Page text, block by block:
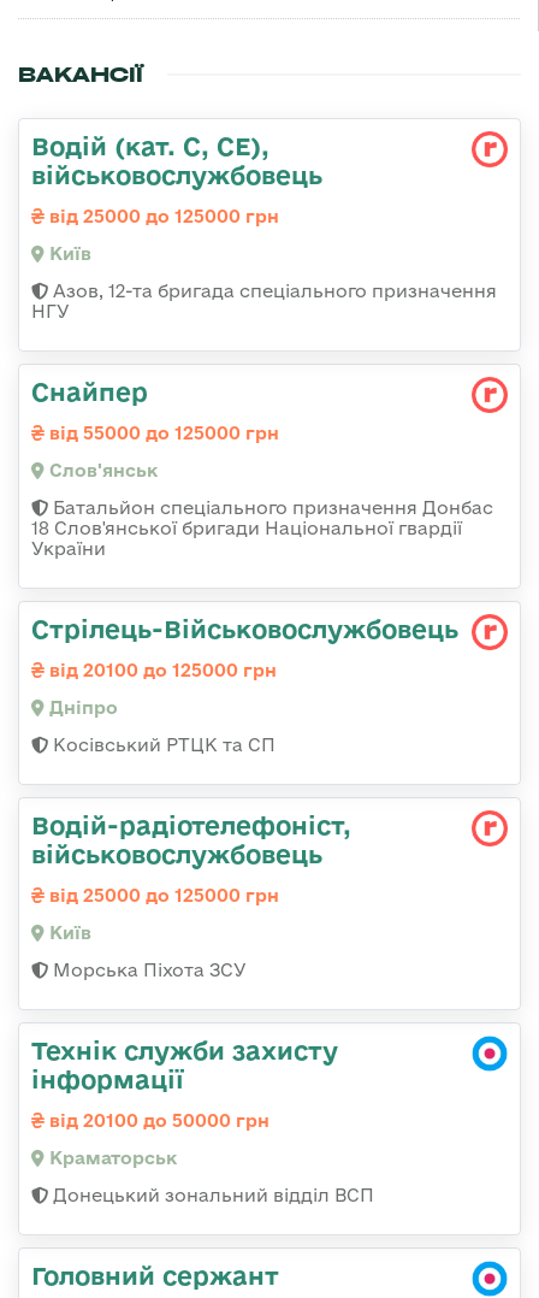
ВАКАНСІЇ
Водій (кат. С, СЕ),
військовослужбовець
від 25000 до 125000 грн
Київ
Азов, 12-та бригада спеціального призначення
НГУ
Снайпер
від 55000 до 125000 грн
Слов'янськ
Батальйон спеціального призначення Донбас
18 Слов'янської бригади Національної гвардії
України
Стрілець-Військовослужбовець
від 20100 до 125000 грн
Дніпро
Косівський РТЦК та СП
Водій-радіотелефоніст,
військовослужбовець
від 25000 до 125000 грн
Київ
Морська Піхота ЗСУ
Технік служби захисту
інформації
від 20100 до 50000 грн
Краматорськ
Донецький зональний відділ ВСП
Головний сержант